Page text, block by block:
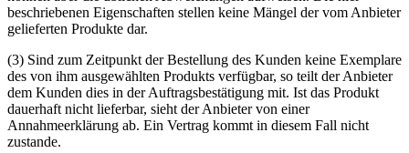
beschriebenen Eigenschaften stellen keine Mängel der vom Anbieter
gelieferten Produkte dar.
(3) Sind zum Zeitpunkt der Bestellung des Kunden keine Exemplare
des von ihm ausgewählten Produkts verfügbar, so teilt der Anbieter
dem Kunden dies in der Auftragsbestätigung mit. Ist das Produkt
dauerhaft nicht lieferbar, sieht der Anbieter von einer
Annahmeerklärung ab. Ein Vertrag kommt in diesem Fall nicht
zustande.